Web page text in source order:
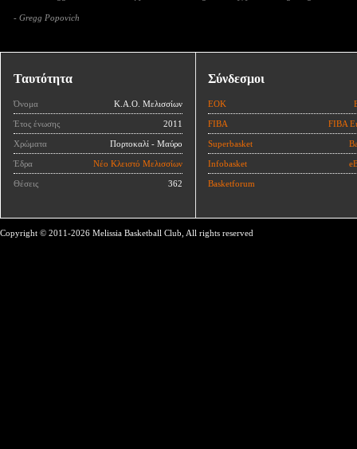
- Gregg Popovich
Ταυτότητα
Όνομα Κ.Α.Ο. Μελισσίων
Έτος ένωσης 2011
Χρώματα Πορτοκαλί - Μαύρο
Έδρα Νέο Κλειστό Μελισσίων
Θέσεις 362
Σύνδεσμοι
ΕΟΚ
FIBA FIBA
Superbasket
Infobasket
Basketforum
Copyright © 2011-2026 Melissia Basketball Club, All rights reserved